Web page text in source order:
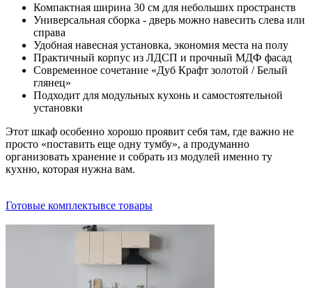
Компактная ширина 30 см для небольших пространств
Универсальная сборка - дверь можно навесить слева или
справа
Удобная навесная установка, экономия места на полу
Практичный корпус из ЛДСП и прочный МДФ фасад
Современное сочетание «Дуб Крафт золотой / Белый
глянец»
Подходит для модульных кухонь и самостоятельной
установки
Этот шкаф особенно хорошо проявит себя там, где важно не
просто «поставить еще одну тумбу», а продуманно
организовать хранение и собрать из модулей именно ту
кухню, которая нужна вам.
Готовые комплектывсе товары